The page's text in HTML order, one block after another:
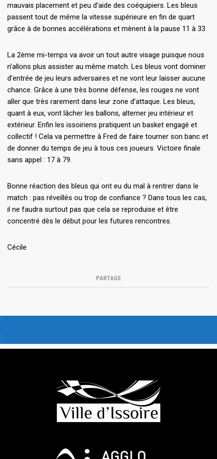
mauvais placement et peu d’aide des coéquipiers. Les bleus
passent tout de même la vitesse supérieure en fin de quart
grâce à de bonnes accélérations et mènent à la pause 11 à 33.
La 2ème mi-temps va avoir un tout autre visage puisque nous
n’allons plus assister au même match. Les bleus vont dominer
d’entrée de jeu leurs adversaires et ne vont leur laisser aucune
chance. Grâce à une très bonne défense, les rouges ne vont
aller que très rarement dans leur zone d’attaque. Les bleus,
quant à eux, vont lâcher les ballons, alterner jeu intérieur et
extérieur. Enfin les issoiriens pratiquent un basket engagé et
collectif ! Cela va permettre à Fred de faire tourner son banc et
de donner du temps de jeu à tous ces joueurs. Victoire finale
sans appel : 17 à 79.
Bonne réaction des bleus qui ont eu du mal à rentrer dans le
match : pas réveillés ou trop de confiance ? Dans tous les cas,
il ne faudra surtout pas que cela se reproduise et être
concentré dès le début pour les futures rencontres.
Cécile
PARTAGE